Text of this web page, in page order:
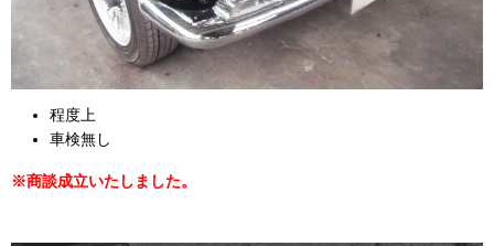
程度上
車検無し
※商談成立いたしました。